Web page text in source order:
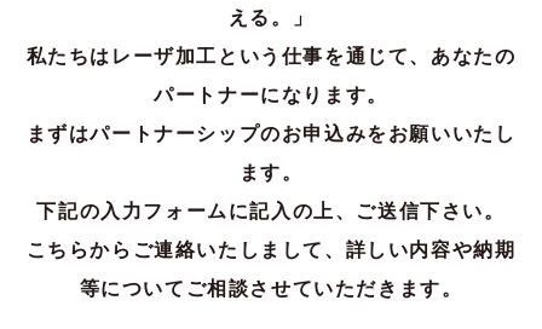
える。」
私たちはレーザ加工という仕事を通じて、あなたの
パートナーになります。
まずはパートナーシップのお申込みをお願いいたし
ます。
下記の入力フォームに記入の上、ご送信下さい。
こちらからご連絡いたしまして、詳しい内容や納期
等についてご相談させていただきます。
ご担当者様氏名
郵便番号